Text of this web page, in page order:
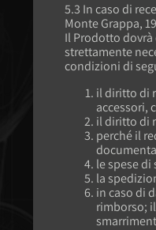
5.3 In caso di
Monte Grappa,
Il Prodotto
strettamente
condizioni di
il diritto di
accessori,
il diritto di
perché il
le spese
la
in caso di
rimborso;